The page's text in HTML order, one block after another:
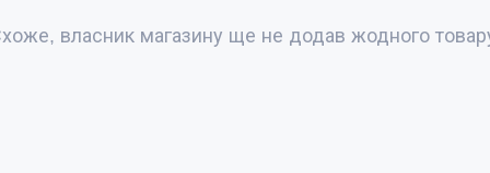
власник магазину ще не додав жодного